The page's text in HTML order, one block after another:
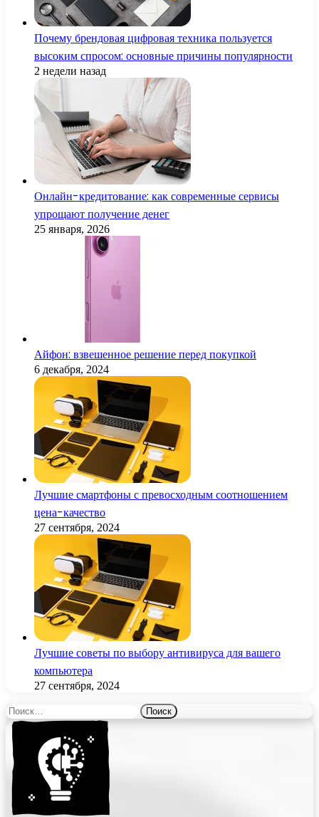
Почему брендовая цифровая техника пользуется
высоким спросом: основные причины популярности
2 недели назад
Онлайн-кредитование: как современные сервисы
упрощают получение денег
25 января, 2026
Айфон: взвешенное решение перед покупкой
6 декабря, 2024
Лучшие смартфоны с превосходным соотношением
цена-качество
27 сентября, 2024
Лучшие советы по выбору антивируса для вашего
компьютера
27 сентября, 2024
Найти: